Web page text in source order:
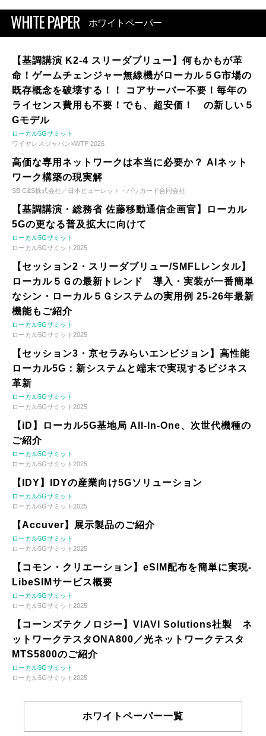
WHITE PAPER ホワイトペーパー
【基調講演 K2-4 スリーダブリュー】何もかもが革
命！ゲームチェンジャー無線機がローカル５G市場の
既存概念を破壊する！！ コアサーバー不要！毎年の
ライセンス費用も不要！でも、超安価！ の新しい５
Gモデル
ローカル5Gサミット
ワイヤレスジャパン×WTP 2026
高価な専用ネットワークは本当に必要か？ AIネット
ワーク構築の現実解
SB C&S株式会社／日本ヒューレット・パッカード合同会社
【基調講演・総務省 佐藤移動通信企画官】ローカル
5Gの更なる普及拡大に向けて
ローカル5Gサミット
ローカル5Gサミット2025
【セッション2・スリーダブリュー/SMFLレンタル】
ローカル５Ｇの最新トレンド 導入・実装が一番簡単
なシン・ローカル５Ｇシステムの実用例 25-26年最新
機能もご紹介
ローカル5Gサミット
ローカル5Gサミット2025
【セッション3・京セラみらいエンビジョン】高性能
ローカル5G：新システムと端末で実現するビジネス
革新
ローカル5Gサミット
ローカル5Gサミット2025
【iD】ローカル5G基地局 All-In-One、次世代機種の
ご紹介
ローカル5Gサミット
ローカル5Gサミット2025
【IDY】IDYの産業向け5Gソリューション
ローカル5Gサミット
ローカル5Gサミット2025
【Accuver】展示製品のご紹介
ローカル5Gサミット
ローカル5Gサミット2025
【コモン・クリエーション】eSIM配布を簡単に実現-
LibeSIMサービス概要
ローカル5Gサミット
ローカル5Gサミット2025
【コーンズテクノロジー】VIAVI Solutions社製 ネ
ットワークテスタONA800／光ネットワークテスタ
MTS5800のご紹介
ローカル5Gサミット
ローカル5Gサミット2025
ホワイトペーパー一覧